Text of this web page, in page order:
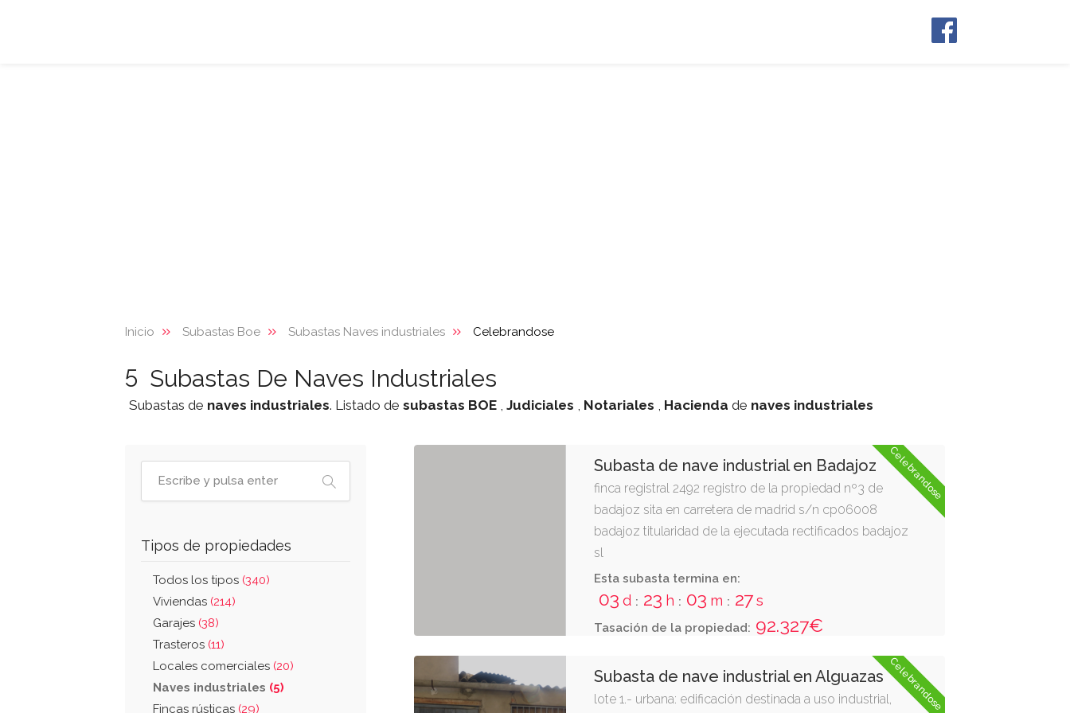
Inicio Subastas Boe Subastas Naves industriales Celebrandose
5 Subastas De Naves Industriales
Subastas de naves industriales. Listado de subastas BOE , Judiciales , Notariales , Hacienda de naves industriales
Tipos de propiedades
Todos los tipos (340)
Viviendas (214)
Garajes (38)
Trasteros (11)
Locales comerciales (20)
Naves industriales (5)
Fincas rústicas (29)
Celebrandose
Subasta de nave industrial en Badajoz
finca registral 2492 registro de la propiedad nº3 de
badajoz sita en carretera de madrid s/n cp06008
badajoz titularidad de la ejecutada rectificados badajoz
sl
Esta subasta termina en:
03 d : 23 h : 03 m : 26s
Tasación de la propiedad: 92.327€
Celebrandose
Subasta de nave industrial en Alguazas
lote 1.- urbana: edificación destinada a uso industrial,